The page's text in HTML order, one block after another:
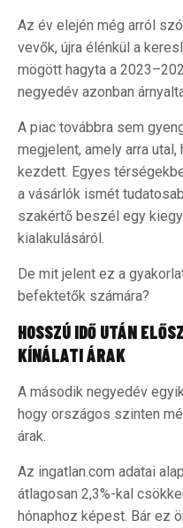
Az év elején még arról
vevők, újra élénkül a
mögött hagyta a
negyedév azonban
A piac továbbra sem
megjelent, amely arra
kezdett. Egyes
a vásárlók ismét
szakértő beszél egy
kialakulásáról.
De mit jelent ez a
befektetők számára?
HOSSZÚ IDŐ UTÁN
KÍNÁLATI ÁRAK
A második negyedév
hogy országos szinten
árak.
Az ingatlan.com adatai
átlagosan 2,3%-kal
hónaphoz képest. Bár ez